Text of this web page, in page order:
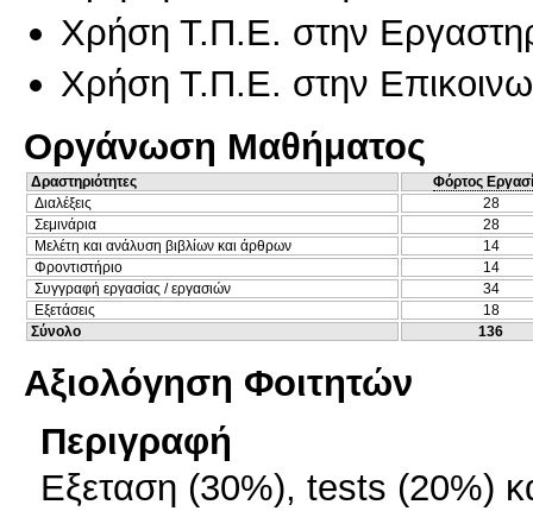
Χρήση Τ.Π.Ε. στην
Χρήση Τ.Π.Ε. στην
Οργάνωση Μαθήματος
Δραστηριότητες
Φόρτος
Διαλέξεις
28
Σεμινάρια
28
Μελέτη και ανάλυση βιβλίων και άρθρων
14
Φροντιστήριο
14
Συγγραφή εργασίας / εργασιών
34
Εξετάσεις
18
Σύνολο
136
Αξιολόγηση Φοιτητών
Περιγραφή
Εξεταση (30%), tests (20%)